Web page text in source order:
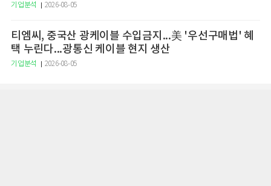
기업분석 2026-08-05
티엠씨, 중국산 광케이블 수입금지...美 '우선구매법' 혜
택 누린다...광통신 케이블 현지 생산
기업분석 2026-08-05